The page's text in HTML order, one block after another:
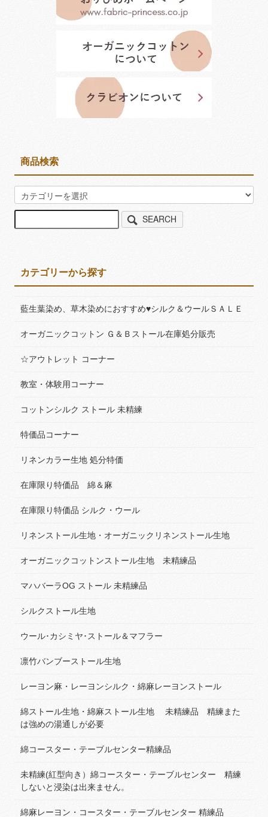
商品検索
SEARCH
カテゴリーから探す
藍生葉染め、草木染めにおすすめ♥シルク＆ウールＳＡＬＥ
オーガニックコットン Ｇ＆Ｂストール在庫処分販売
☆アウトレット コーナー
教室・体験用コーナー
コットンシルク ストール 未精練
特価品コーナー
リネンカラー生地 処分特価
在庫限り特価品 綿＆麻
在庫限り特価品 シルク・ウール
リネンストール生地・オーガニックリネンストール生地
オーガニックコットンストール生地 未精練品
マハバーラOG ストール 未精練品
シルクストール生地
ウール･カシミヤ･ストール＆マフラー
凛竹バンブーストール生地
レーヨン麻・レーヨンシルク・綿麻レーヨンストール
綿ストール生地・綿麻ストール生地 未精練品 精練また
は強めの湯通しが必要
綿コースター・テーブルセンター精練品
未精練(紅型向き）綿コースター・テーブルセンター 精練
しないと浸染は出来ません。
綿麻レーヨン・コースター・テーブルセンター 精練品